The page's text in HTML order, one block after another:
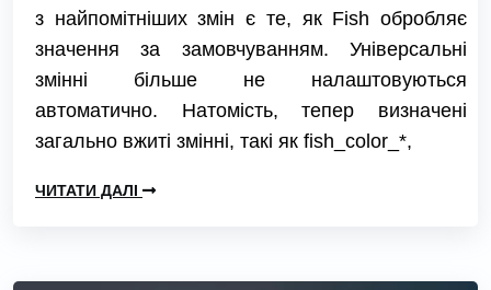
з найпомітніших змін є те, як Fish обробляє
значення за замовчуванням. Універсальні
змінні більше не налаштовуються
автоматично. Натомість, тепер визначені
загально вжиті змінні, такі як fish_color_*,
ЧИТАТИ ДАЛІ